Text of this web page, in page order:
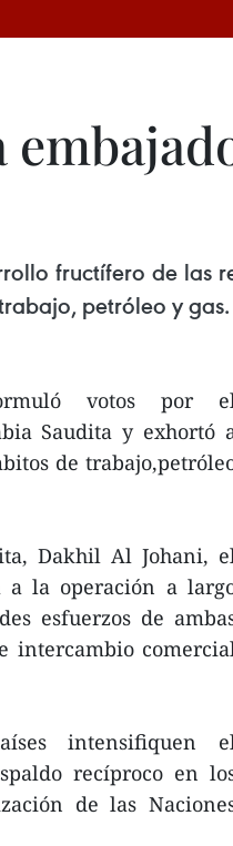
fructífero de las
petróleo y gas.
votos por
Saudita y exhortó
de
Dakhil Al Johani,
a la operación a
esfuerzos de
intercambio
intensifiquen
recíproco en
de las